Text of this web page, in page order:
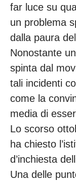
far luce su
un problema
dalla paura
Nonostante
spinta dal
tali incidenti
come la
media di
Lo scorso
ha chiesto
d’inchiesta
Una delle